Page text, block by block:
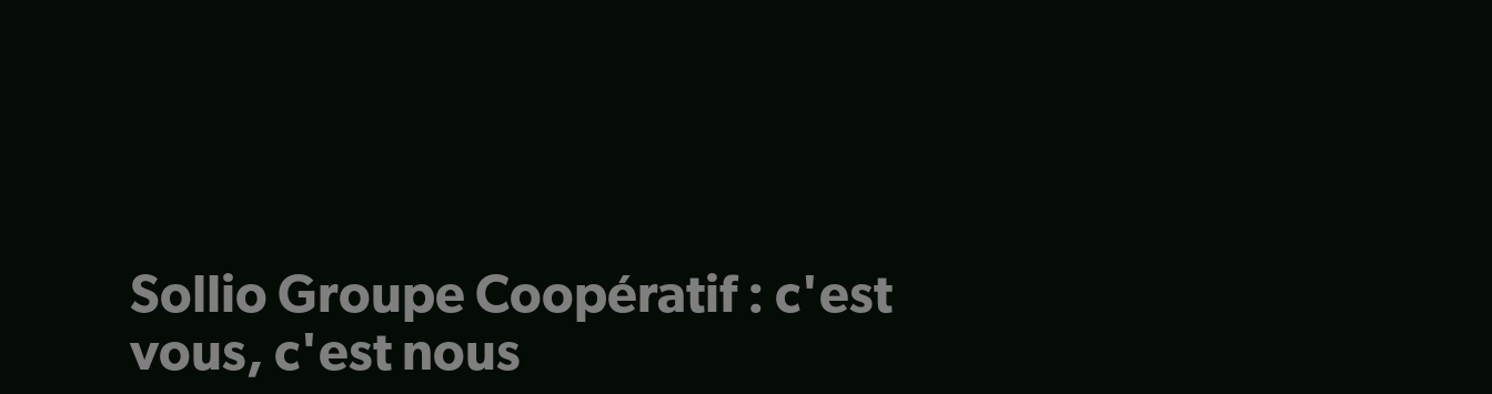
Sollio Groupe Coopératif : c'est
vous, c'est nous